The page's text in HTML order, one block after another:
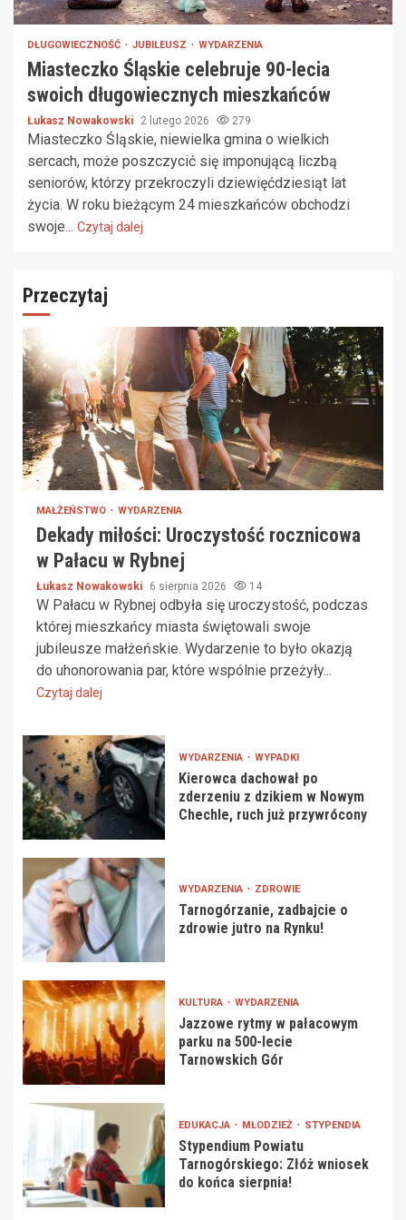
DŁUGOWIECZNOŚĆ JUBILEUSZ WYDARZENIA
Miasteczko Śląskie celebruje 90-lecia
swoich długowiecznych mieszkańców
Łukasz Nowakowski 2 lutego 2026 279
Miasteczko Śląskie, niewielka gmina o wielkich
sercach, może poszczycić się imponującą liczbą
seniorów, którzy przekroczyli dziewięćdziesiąt lat
życia. W roku bieżącym 24 mieszkańców obchodzi
swoje... Czytaj dalej
Przeczytaj
MAŁŻEŃSTWO WYDARZENIA
Dekady miłości: Uroczystość rocznicowa
w Pałacu w Rybnej
Łukasz Nowakowski 6 sierpnia 2026 14
W Pałacu w Rybnej odbyła się uroczystość, podczas
której mieszkańcy miasta świętowali swoje
jubileusze małżeńskie. Wydarzenie to było okazją
do uhonorowania par, które wspólnie przeżyły...
Czytaj dalej
WYDARZENIA WYPADKI
Kierowca dachował po
zderzeniu z dzikiem w Nowym
Chechle, ruch już przywrócony
WYDARZENIA ZDROWIE
Tarnogórzanie, zadbajcie o
zdrowie jutro na Rynku!
KULTURA WYDARZENIA
Jazzowe rytmy w pałacowym
parku na 500-lecie
Tarnowskich Gór
EDUKACJA MŁODZIEŻ STYPENDIA
Stypendium Powiatu
Tarnogórskiego: Złóż wniosek
do końca sierpnia!